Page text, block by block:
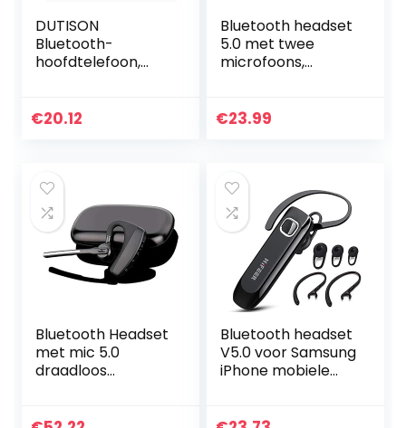
DUTISON
Bluetooth-
hoofdtelefoon,
hoofdtelefoon, 2-
€20.12
Bluetooth headset
5.0 met twee
microfoons,
zakelijke
hifi-geluid en 16 uur
voor
zaken/kantoor/rijd
€23.99
Bluetooth Headset
met mic 5.0
draadloos
Bluetooth headset
V5.0 voor Samsung
iPhone mobiele